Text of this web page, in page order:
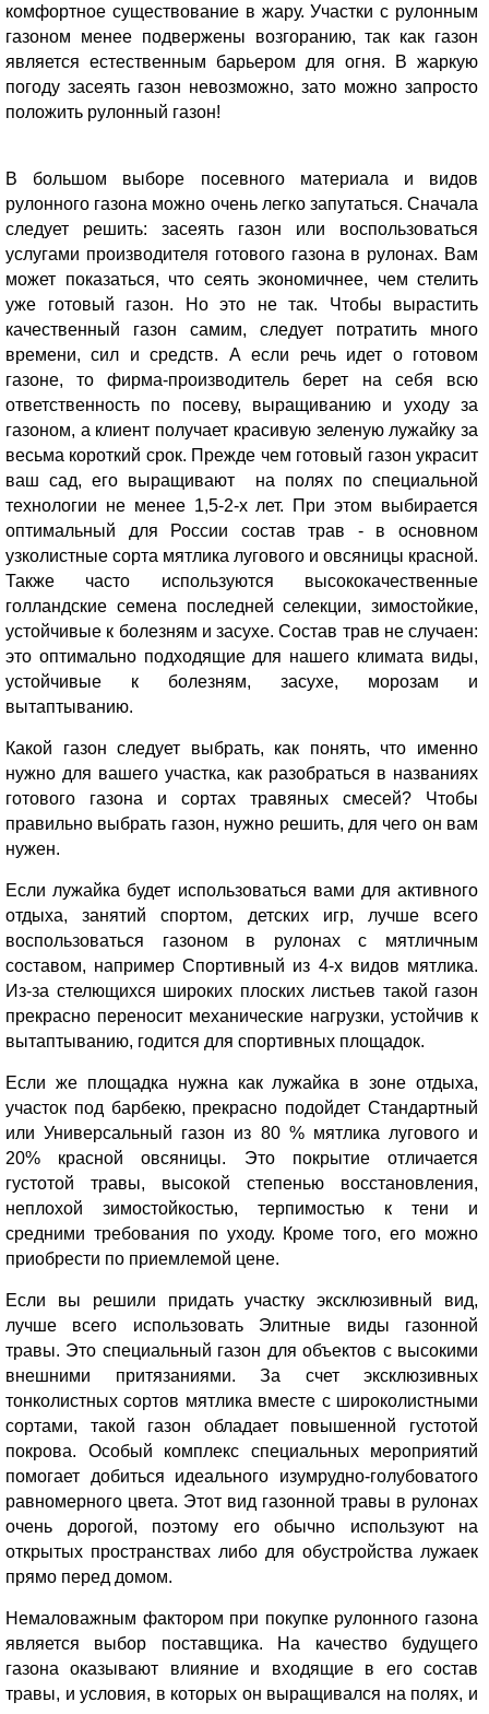
комфортное существование в жару. Участки с рулонным
газоном менее подвержены возгоранию, так как газон
является естественным барьером для огня. В жаркую
погоду засеять газон невозможно, зато можно запросто
положить рулонный газон!
В большом выборе посевного материала и видов
рулонного газона можно очень легко запутаться. Сначала
следует решить: засеять газон или воспользоваться
услугами производителя готового газона в рулонах. Вам
может показаться, что сеять экономичнее, чем стелить
уже готовый газон. Но это не так. Чтобы вырастить
качественный газон самим, следует потратить много
времени, сил и средств. А если речь идет о готовом
газоне, то фирма-производитель берет на себя всю
ответственность по посеву, выращиванию и уходу за
газоном, а клиент получает красивую зеленую лужайку за
весьма короткий срок. Прежде чем готовый газон украсит
ваш сад, его выращивают на полях по специальной
технологии не менее 1,5-2-х лет. При этом выбирается
оптимальный для России состав трав - в основном
узколистные сорта мятлика лугового и овсяницы красной.
Также часто используются высококачественные
голландские семена последней селекции, зимостойкие,
устойчивые к болезням и засухе. Состав трав не случаен:
это оптимально подходящие для нашего климата виды,
устойчивые к болезням, засухе, морозам и
вытаптыванию.
Какой газон следует выбрать, как понять, что именно
нужно для вашего участка, как разобраться в названиях
готового газона и сортах травяных смесей? Чтобы
правильно выбрать газон, нужно решить, для чего он вам
нужен.
Если лужайка будет использоваться вами для активного
отдыха, занятий спортом, детских игр, лучше всего
воспользоваться газоном в рулонах с мятличным
составом, например Спортивный из 4-х видов мятлика.
Из-за стелющихся широких плоских листьев такой газон
прекрасно переносит механические нагрузки, устойчив к
вытаптыванию, годится для спортивных площадок.
Если же площадка нужна как лужайка в зоне отдыха,
участок под барбекю, прекрасно подойдет Стандартный
или Универсальный газон из 80 % мятлика лугового и
20% красной овсяницы. Это покрытие отличается
густотой травы, высокой степенью восстановления,
неплохой зимостойкостью, терпимостью к тени и
средними требования по уходу. Кроме того, его можно
приобрести по приемлемой цене.
Если вы решили придать участку эксклюзивный вид,
лучше всего использовать Элитные виды газонной
травы. Это специальный газон для объектов с высокими
внешними притязаниями. За счет эксклюзивных
тонколистных сортов мятлика вместе с широколистными
сортами, такой газон обладает повышенной густотой
покрова. Особый комплекс специальных мероприятий
помогает добиться идеального изумрудно-голубоватого
равномерного цвета. Этот вид газонной травы в рулонах
очень дорогой, поэтому его обычно используют на
открытых пространствах либо для обустройства лужаек
прямо перед домом.
Немаловажным фактором при покупке рулонного газона
является выбор поставщика. На качество будущего
газона оказывают влияние и входящие в его состав
травы, и условия, в которых он выращивался на полях, и